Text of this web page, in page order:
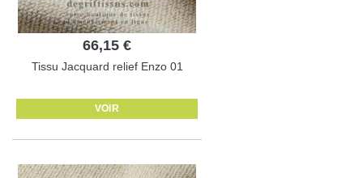
66,15 €
Tissu Jacquard relief Enzo 01
VOIR